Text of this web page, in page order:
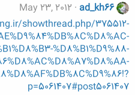
ad_kh66
May 23, 2012
showthread.php/375512-
%D8%B1%D9%88-
p=5061407#post5061407